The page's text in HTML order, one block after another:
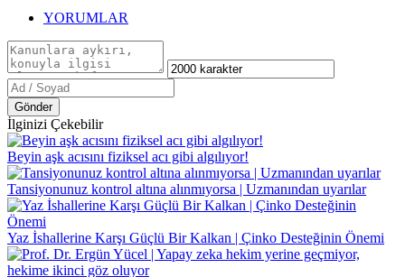
YORUMLAR
Gönder
İlginizi Çekebilir
Beyin aşk acısını fiziksel acı gibi algılıyor!
Tansiyonunuz kontrol altına alınmıyorsa | Uzmanından uyarılar
Yaz İshallerine Karşı Güçlü Bir Kalkan | Çinko Desteğinin Önemi